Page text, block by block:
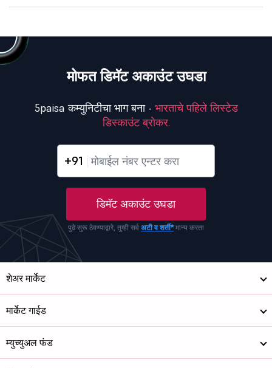
मोफत डिमॅट अकाउंट उघडा
5paisa कम्युनिटीचा भाग बना - भारताचे पहिले लिस्टेड
डिस्काउंट ब्रोकर.
+91
डिमॅट अकाउंट उघडा
पुढे सुरू ठेवण्याद्वारे, तुम्ही सर्व अटी व शर्ती*मान्य करता
शेअर मार्केट
मार्केट गाईड
म्युच्युअल फंड